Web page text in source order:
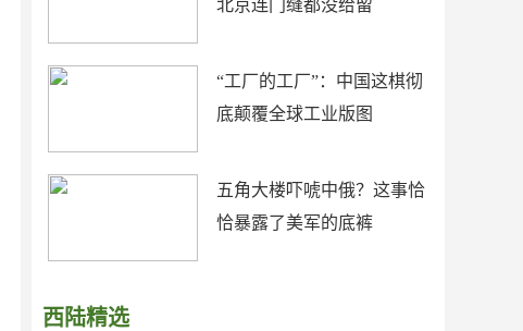
北京连门缝都没给留
“工厂的工厂”：中国这棋彻
底颠覆全球工业版图
五角大楼吓唬中俄？这事恰
恰暴露了美军的底裤
西陆精选